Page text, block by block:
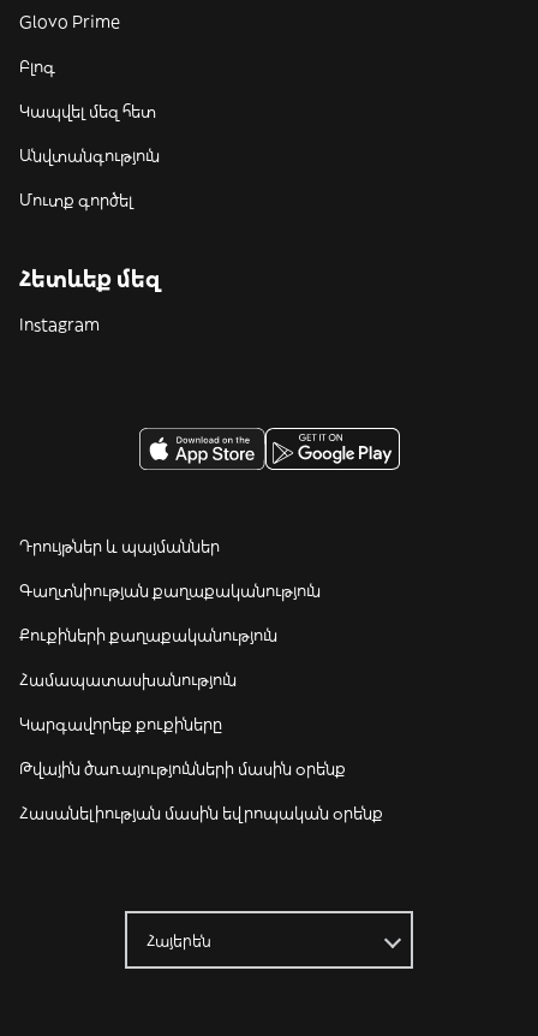
Glovo Prime
Բլոգ
Կապվել մեզ հետ
Անվտանգություն
Մուտք գործել
Հետևեք մեզ
Instagram
Դրույթներ և պայմաններ
Գաղտնիության քաղաքականություն
Քուքիների քաղաքականություն
Համապատասխանություն
Կարգավորեք քուքիները
Թվային ծառայությունների մասին օրենք
Հասանելիության մասին եվրոպական օրենք